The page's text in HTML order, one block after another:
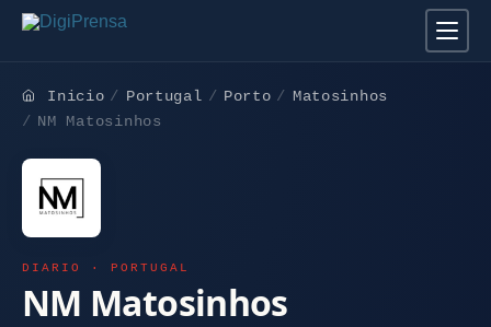
Inicio Portugal Porto
Matosinhos
NM Matosinhos
DIARIO · PORTUGAL
NM Matosinhos